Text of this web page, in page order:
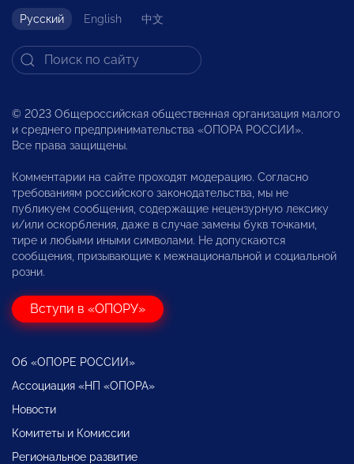
Русский English 中文
© 2023 Общероссийская общественная организация малого
и среднего предпринимательства «ОПОРА РОССИИ».
Все права защищены.
Комментарии на сайте проходят модерацию. Согласно
требованиям российского законодательства, мы не
публикуем сообщения, содержащие нецензурную лексику
и/или оскорбления, даже в случае замены букв точками,
тире и любыми иными символами. Не допускаются
сообщения, призывающие к межнациональной и социальной
розни.
Вступи в «ОПОРУ»
Об «ОПОРЕ РОССИИ»
Ассоциация «НП «ОПОРА»
Новости
Комитеты и Комиссии
Региональное развитие